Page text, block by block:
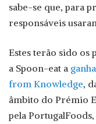
sabe-se que, para
responsáveis
Estes terão sido os
a Spoon-eat a
from Knowledge,
âmbito do Prémio
pela